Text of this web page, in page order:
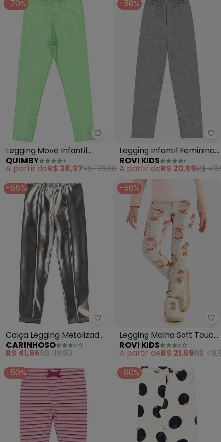
-70%
Quimby - Legging Move Infantil
Legging Move Infantil
Menina (Verde)
QUIMBY
A partir deR$ 38,97R$ 129,90
-58%
Legging Infantil Feminina
Molecotton (Cinza)
ROVI KIDS
A partir deR$ 20,59R$
-65%
Carinhoso - Calça Legging
Calça Legging Metalizada
Menina (Prata)
CARINHOSO
R$ 41,96R$ 119,90
-56%
Legging Malha Soft Touch
(Bege)
ROVI KIDS
A partir deR$ 21,99R$
-50%
-80%